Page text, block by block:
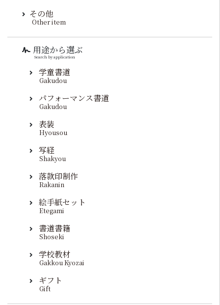
その他
Other item
用途から選ぶ
Search by application
学童書道
Gakudou
パフォーマンス書道
Gakudou
表装
Hyousou
写経
Shakyou
落款印制作
Rakanin
絵手紙セット
Etegami
書道書籍
Shoseki
学校教材
Gakkou Kyozai
ギフト
Gift